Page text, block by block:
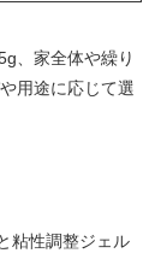
、家全体や繰り
用途に応じて選
粘性調整ジェル